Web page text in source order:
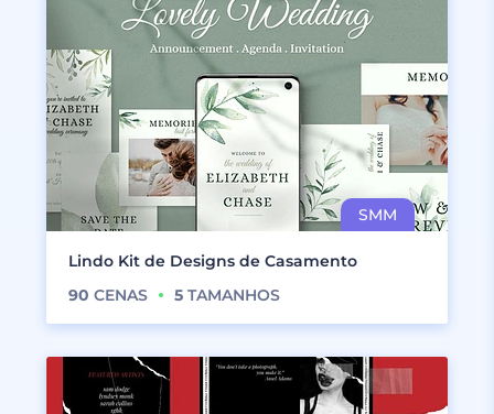
Lindo Kit de Designs de Casamento
90 CENAS 5 TAMANHOS